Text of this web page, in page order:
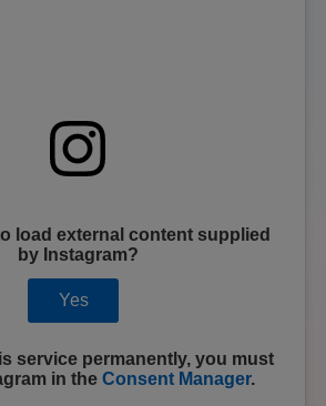
load external content supplied
by Instagram?
Yes
service permanently, you must
in the Consent Manager.